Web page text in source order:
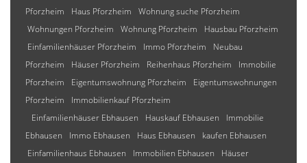
Pforzheim
Haus Pforzheim
Wohnung suche Pforzheim
Wohnungen Pforzheim
Wohnung Pforzheim
Hausbau Pforzheim
Einfamilienhäuser Pforzheim
Immo Pforzheim
Neubau
Pforzheim
Häuser Pforzheim Reihenhaus Pforzheim
Immobilie
Pforzheim
Eigentumswohnung Pforzheim
Eigentumswohnungen
Pforzheim
Immobilienkauf Pforzheim
Einfamilienhäuser Ebhausen
Hauskauf Ebhausen
Immobilie
Ebhausen
Immo Ebhausen Haus Ebhausen
kaufen Ebhausen
Einfamilienhaus Ebhausen
Immobilien Ebhausen
Häuser